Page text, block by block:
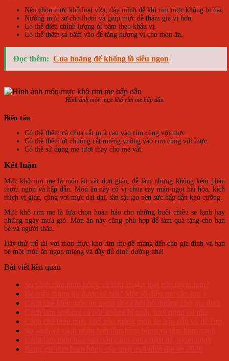
Nên chọn mực khô loại vừa, dày mình để khi rim mực không bị dai.
Nướng mực sơ cho thơm và giúp mực dễ thấm gia vị hơn.
Có thể điều chỉnh lượng ớt băm theo khẩu vị.
Có thể thêm sả băm vào để tăng hương vị cho món ăn.
Đọc thêm: Cua hoàng đế khổng lồ siêu ngon
Hình ảnh món mực khô rim me hấp dẫn
Biến tấu
Có thể thêm cà chua cắt múi cau vào rim cùng với mực.
Có thể thêm ớt chuông cắt miếng vuông vào rim cùng với mực.
Có thể sử dụng me tươi thay cho me vắt.
Kết luận
Mực khô rim me là món ăn vặt đơn giản, dễ làm nhưng không kém phần
thơm ngon và hấp dẫn. Món ăn này có vị chua cay mặn ngọt hài hòa, kích
thích vị giác, cùng với mực dai dai, sần sật tạo nên sức hấp dẫn khó cưỡng.
Mực khô rim me là lựa chọn hoàn hảo cho những buổi chiều se lạnh hay
những ngày mưa gió. Món ăn này cũng phù hợp để làm quà tặng cho bạn
bè và người thân.
Hãy thử trổ tài với món mực khô rim me để mang đến cho gia đình và bạn
bè một món ăn ngon miệng và đầy đủ dinh dưỡng nhé!
Bài viết liên quan